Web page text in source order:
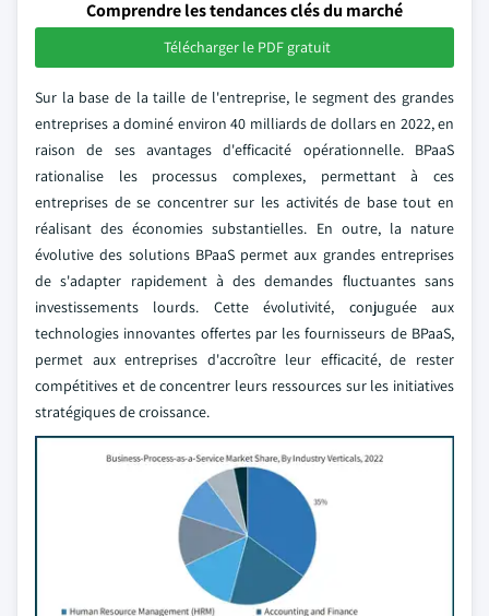
Comprendre les tendances clés du marché
Télécharger le PDF gratuit
Sur la base de la taille de l'entreprise, le segment des grandes
entreprises a dominé environ 40 milliards de dollars en 2022, en
raison de ses avantages d'efficacité opérationnelle. BPaaS
rationalise les processus complexes, permettant à ces
entreprises de se concentrer sur les activités de base tout en
réalisant des économies substantielles. En outre, la nature
évolutive des solutions BPaaS permet aux grandes entreprises
de s'adapter rapidement à des demandes fluctuantes sans
investissements lourds. Cette évolutivité, conjuguée aux
technologies innovantes offertes par les fournisseurs de BPaaS,
permet aux entreprises d'accroître leur efficacité, de rester
compétitives et de concentrer leurs ressources sur les initiatives
stratégiques de croissance.